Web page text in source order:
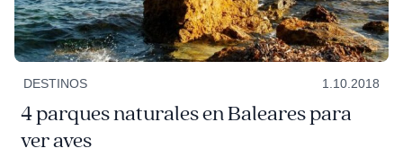
DESTINOS 1.10.2018
4 parques naturales en Baleares para
ver aves